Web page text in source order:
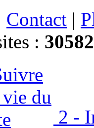
Contact |
:
2 -